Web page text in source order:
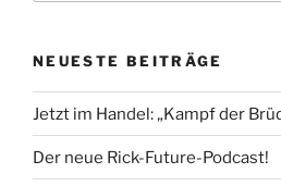
NEUESTE BEITRÄGE
Jetzt im Handel: „Kampf der
Der neue Rick-Future-Podcast!